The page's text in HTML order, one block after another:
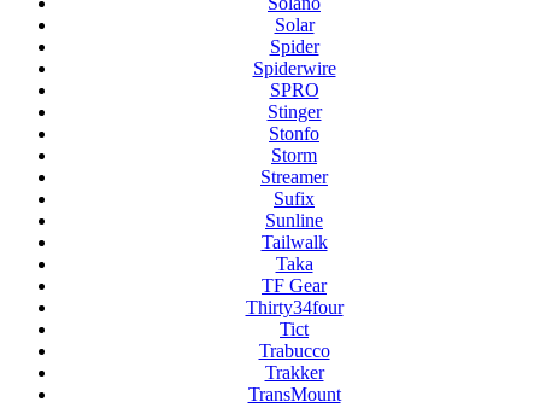
Solar
Spider
Spiderwire
SPRO
Stinger
Stonfo
Storm
Streamer
Sufix
Sunline
Tailwalk
Taka
TF Gear
Thirty34four
Tict
Trabucco
Trakker
TransMount